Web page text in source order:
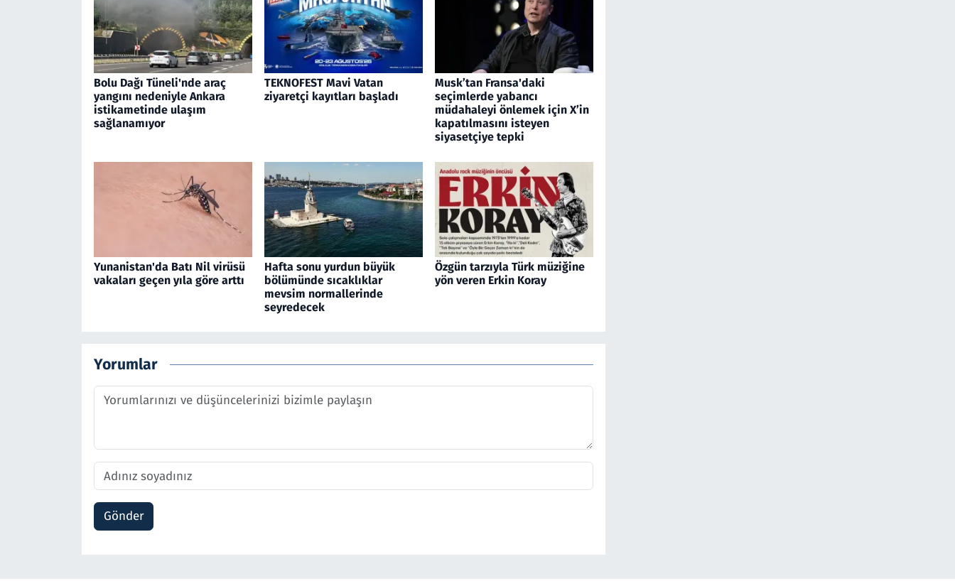
Bolu Dağı Tüneli'nde araç
yangını nedeniyle Ankara
istikametinde ulaşım
sağlanamıyor
TEKNOFEST Mavi Vatan
ziyaretçi kayıtları başladı
Musk’tan Fransa'daki
seçimlerde yabancı
müdahaleyi önlemek için X’in
kapatılmasını isteyen
siyasetçiye tepki
Yunanistan'da Batı Nil virüsü
vakaları geçen yıla göre arttı
Hafta sonu yurdun büyük
bölümünde sıcaklıklar
mevsim normallerinde
seyredecek
Özgün tarzıyla Türk müziğine
yön veren Erkin Koray
Yorumlar
Gönder